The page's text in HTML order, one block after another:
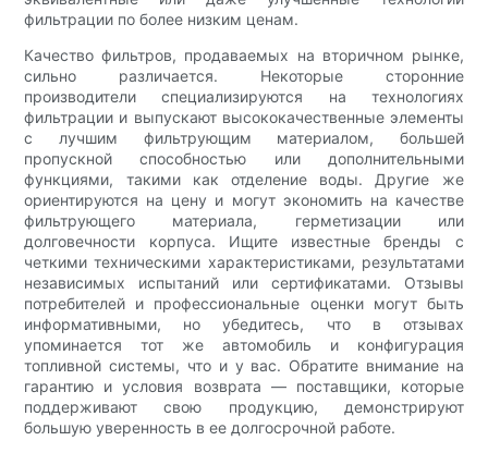
фильтрации по более низким ценам.
Качество фильтров, продаваемых на вторичном рынке,
сильно различается. Некоторые сторонние
производители специализируются на технологиях
фильтрации и выпускают высококачественные элементы
с лучшим фильтрующим материалом, большей
пропускной способностью или дополнительными
функциями, такими как отделение воды. Другие же
ориентируются на цену и могут экономить на качестве
фильтрующего материала, герметизации или
долговечности корпуса. Ищите известные бренды с
четкими техническими характеристиками, результатами
независимых испытаний или сертификатами. Отзывы
потребителей и профессиональные оценки могут быть
информативными, но убедитесь, что в отзывах
упоминается тот же автомобиль и конфигурация
топливной системы, что и у вас. Обратите внимание на
гарантию и условия возврата — поставщики, которые
поддерживают свою продукцию, демонстрируют
большую уверенность в ее долгосрочной работе.